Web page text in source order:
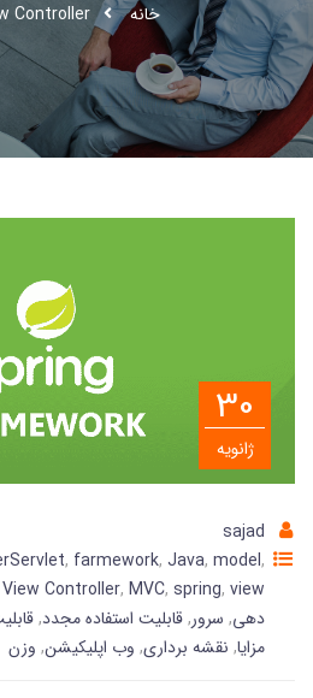
خانه Controller
30
ژانویه
sajad
, farmework, Java, model,
Controller, MVC, spring, view
دهی, سرور,قابلیت استفاده مجدد,
مزایا, نقشه برداری, وب اپلیکیشن, وزن